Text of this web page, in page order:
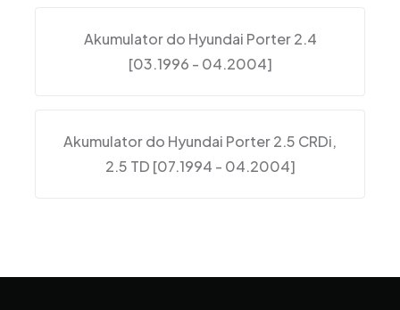
Akumulator do Hyundai Porter 2.4
[03.1996 - 04.2004]
Akumulator do Hyundai Porter 2.5 CRDi,
2.5 TD [07.1994 - 04.2004]